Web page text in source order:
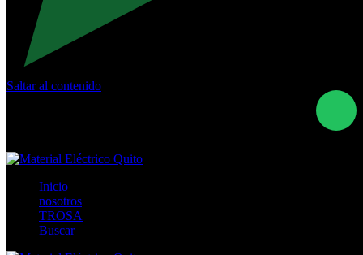
Saltar al contenido
Inicio
nosotros
TROSA
Buscar